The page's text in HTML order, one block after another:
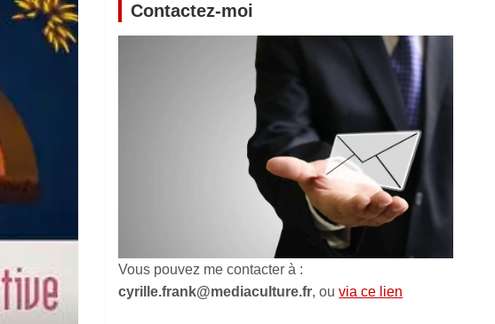
Contactez-moi
Vous pouvez me contacter à :
cyrille.frank@mediaculture.fr, ouvia ce lien